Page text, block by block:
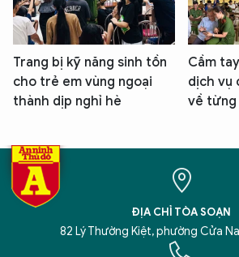
Trang bị kỹ năng sinh tồn
cho trẻ em vùng ngoại
thành dịp nghỉ hè
Cầm
dịch vụ
về từng
ĐỊA CHỈ TÒA SOẠN
82 Lý Thường Kiệt, phường Cửa